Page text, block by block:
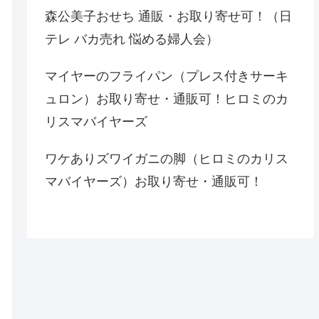
森公美子おせち 通販・お取り寄せ可！（日
テレ バカ売れ 悩める婦人会）
マイヤーのフライパン（プレス付きサーキ
ュロン）お取り寄せ・通販可！ヒロミのカ
リスマバイヤーズ
ワケありズワイガニの脚（ヒロミのカリス
マバイヤーズ）お取り寄せ・通販可！